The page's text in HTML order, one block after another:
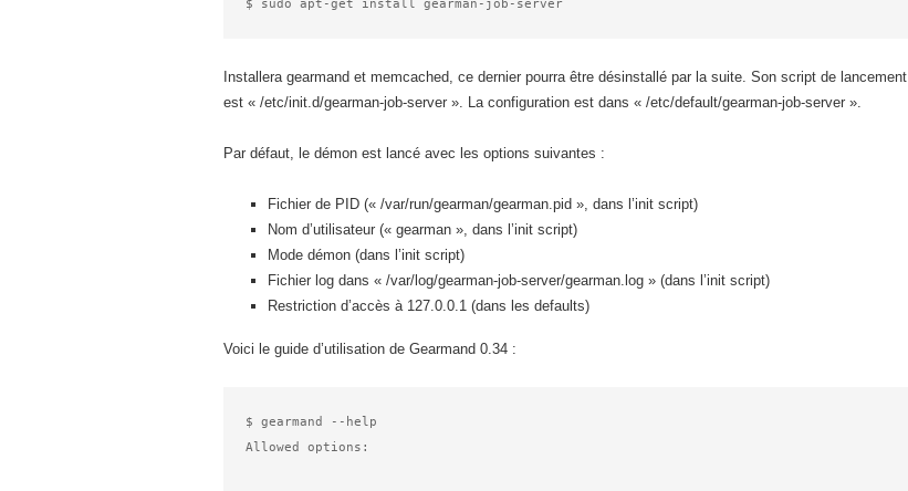
Installera gearmand et memcached, ce dernier pourra être désinstallé par la suite. Son script de lancement
est « /etc/init.d/gearman-job-server ». La configuration est dans « /etc/default/gearman-job-server ».
Par défaut, le démon est lancé avec les options suivantes :
Fichier de PID (« /var/run/gearman/gearman.pid », dans l’init script)
Nom d’utilisateur (« gearman », dans l’init script)
Mode démon (dans l’init script)
Fichier log dans « /var/log/gearman-job-server/gearman.log » (dans l’init script)
Restriction d’accès à 127.0.0.1 (dans les defaults)
Voici le guide d’utilisation de Gearmand 0.34 :
$ gearmand --help
Allowed options: